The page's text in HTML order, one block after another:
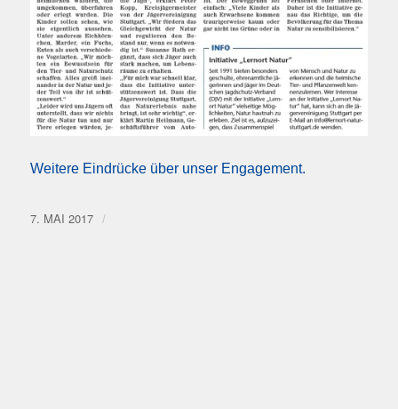
Weitere Eindrücke über unser Engagement.
7. MAI 2017 /